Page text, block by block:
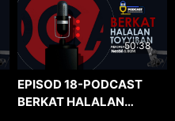
50:38
EPISOD 18-PODCAST
BERKAT HALALAN